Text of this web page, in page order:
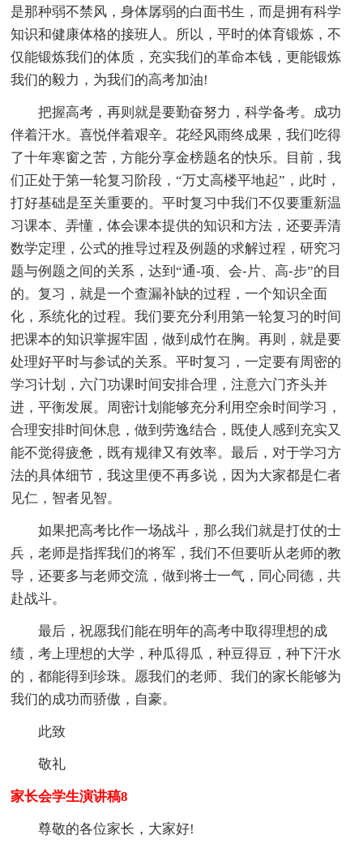
是那种弱不禁风，身体孱弱的白面书生，而是拥有科学
知识和健康体格的接班人。所以，平时的体育锻炼，不
仅能锻炼我们的体质，充实我们的革命本钱，更能锻炼
我们的毅力，为我们的高考加油!
把握高考，再则就是要勤奋努力，科学备考。成功
伴着汗水。喜悦伴着艰辛。花经风雨终成果，我们吃得
了十年寒窗之苦，方能分享金榜题名的快乐。目前，我
们正处于第一轮复习阶段，“万丈高楼平地起”，此时，
打好基础是至关重要的。平时复习中我们不仅要重新温
习课本、弄懂，体会课本提供的知识和方法，还要弄清
数学定理，公式的推导过程及例题的求解过程，研究习
题与例题之间的关系，达到“通-项、会-片、高-步”的目
的。复习，就是一个查漏补缺的过程，一个知识全面
化，系统化的过程。我们要充分利用第一轮复习的时间
把课本的知识掌握牢固，做到成竹在胸。再则，就是要
处理好平时与参试的关系。平时复习，一定要有周密的
学习计划，六门功课时间安排合理，注意六门齐头并
进，平衡发展。周密计划能够充分利用空余时间学习，
合理安排时间休息，做到劳逸结合，既使人感到充实又
能不觉得疲惫，既有规律又有效率。最后，对于学习方
法的具体细节，我这里便不再多说，因为大家都是仁者
见仁，智者见智。
如果把高考比作一场战斗，那么我们就是打仗的士
兵，老师是指挥我们的将军，我们不但要听从老师的教
导，还要多与老师交流，做到将士一气，同心同德，共
赴战斗。
最后，祝愿我们能在明年的高考中取得理想的成
绩，考上理想的大学，种瓜得瓜，种豆得豆，种下汗水
的，都能得到珍珠。愿我们的老师、我们的家长能够为
我们的成功而骄傲，自豪。
此致
敬礼
家长会学生演讲稿8
尊敬的各位家长，大家好!